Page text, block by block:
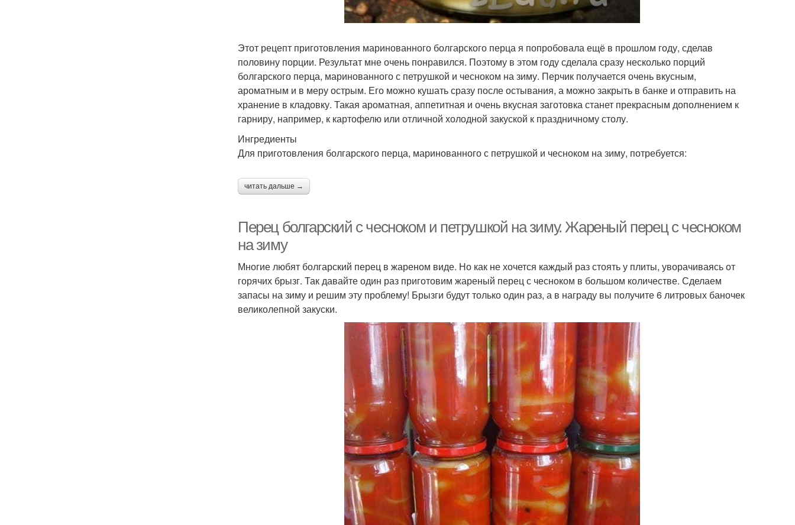
Этот рецепт приготовления маринованного болгарского перца я попробовала ещё в прошлом году, сделав
половину порции. Результат мне очень понравился. Поэтому в этом году сделала сразу несколько порций
болгарского перца, маринованного с петрушкой и чесноком на зиму. Перчик получается очень вкусным,
ароматным и в меру острым. Его можно кушать сразу после остывания, а можно закрыть в банке и отправить на
хранение в кладовку. Такая ароматная, аппетитная и очень вкусная заготовка станет прекрасным дополнением к
гарниру, например, к картофелю или отличной холодной закуской к праздничному столу.
Ингредиенты
Для приготовления болгарского перца, маринованного с петрушкой и чесноком на зиму, потребуется:
читать дальше →
Перец болгарский с чесноком и петрушкой на зиму. Жареный перец с чесноком
на зиму
Многие любят болгарский перец в жареном виде. Но как не хочется каждый раз стоять у плиты, уворачиваясь от
горячих брызг. Так давайте один раз приготовим жареный перец с чесноком в большом количестве. Сделаем
запасы на зиму и решим эту проблему! Брызги будут только один раз, а в награду вы получите 6 литровых баночек
великолепной закуски.